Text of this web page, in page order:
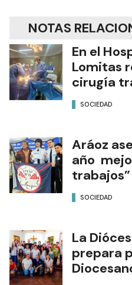
NOTAS
En el
Lomitas
cirugía
SOCIEDAD
Aráoz
año
trabajos”
SOCIEDAD
La
prepara